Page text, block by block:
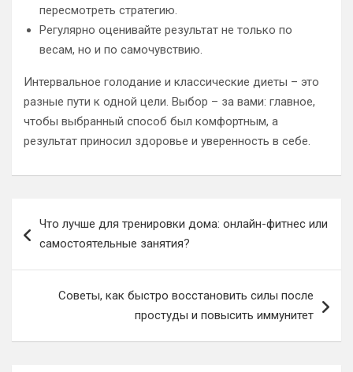
пересмотреть стратегию.
Регулярно оценивайте результат не только по
весам, но и по самочувствию.
Интервальное голодание и классические диеты – это
разные пути к одной цели. Выбор – за вами: главное,
чтобы выбранный способ был комфортным, а
результат приносил здоровье и уверенность в себе.
по
Что лучше для тренировки дома: онлайн-фитнес или
самостоятельные занятия?
Советы, как быстро восстановить силы после
простуды и повысить иммунитет